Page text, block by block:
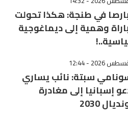
في طنجة: هكذا تحولت
وهمية إلى ديماغوجية
سبتة: نائب يساري
إسبانيا إلى مغادرة
2030